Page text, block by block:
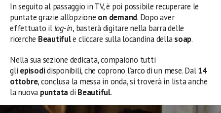
In seguito al passaggio in TV, è poi possibile recuperare le
puntate grazie all’opzione on demand. Dopo aver
effettuato illog-in, basterà digitare nella barra delle
ricerche Beautifule cliccare sulla locandina dellasoap.
Nella sua sezione dedicata, compaiono tutti
gli episodidisponibili, che coprono l’arco di un mese. Dal14
ottobre, conclusa la messa in onda, si troverà in lista anche
la nuova puntatadi Beautiful.